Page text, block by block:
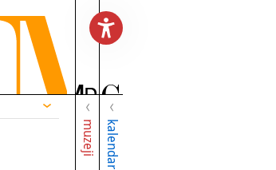
muzeji kalendar